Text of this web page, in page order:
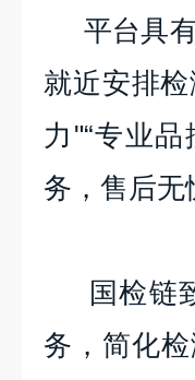
平台具有
就近安排
力"“专业
务，售后无
国检链致
务，简化